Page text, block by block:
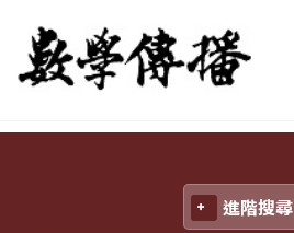
數學傳播
進階搜尋